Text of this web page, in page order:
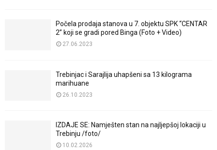
Počela prodaja stanova u 7. objektu SPK “CENTAR
2” koji se gradi pored Binga (Foto + Video)
27.06.2023
Trebinjac i Sarajlija uhapšeni sa 13 kilograma
marihuane
26.10.2023
IZDAJE SE: Namješten stan na najljepšoj lokaciji u
Trebinju /foto/
10.02.2026